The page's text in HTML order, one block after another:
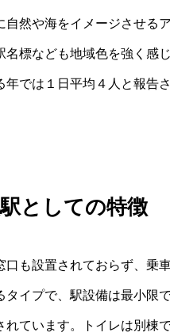
自然や海をイメージさせる
名標なども地域色を強く感
年では１日平均４人と報告
としての特徴
口も設置されておらず、乗
タイプで、駅設備は最小限
れています。トイレは別棟